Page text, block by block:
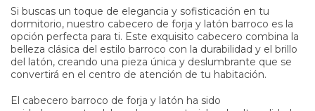
Si buscas un toque de elegancia y sofisticación en tu
dormitorio, nuestro cabecero de forja y latón barroco es la
opción perfecta para ti. Este exquisito cabecero combina la
belleza clásica del estilo barroco con la durabilidad y el brillo
del latón, creando una pieza única y deslumbrante que se
convertirá en el centro de atención de tu habitación.
El cabecero barroco de forja y latón ha sido